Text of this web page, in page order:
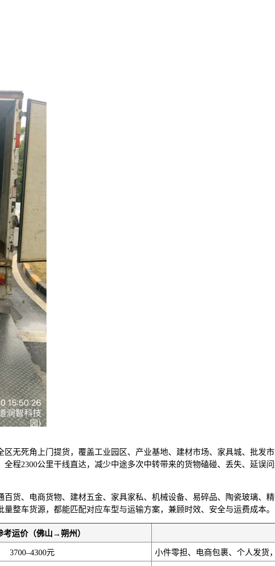
无死角上门提货，覆盖工业园区、产业基地、建材市场、家具城、批发
程2300公里干线直达，减少中途多次中转带来的货物磕碰、丢失、延误
货、电商货物、建材五金、家具家私、机械设备、易碎品、陶瓷玻璃、
整车货源，都能匹配对应车型与运输方案，兼顾时效、安全与运费成本。
考运价（佛山→朔州）
3700–4300元 小件零担、电商包裹、个人发货